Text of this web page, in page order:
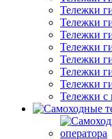
Тележки
Тележки
Тележки
Тележки
Тележки
Тележки
Тележки
Тележки с